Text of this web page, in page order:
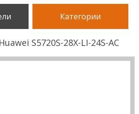
Категории
S5720S-28X-LI-24S-AC